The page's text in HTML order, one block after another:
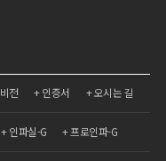
비전 인증서 오시는 길
인파실-G 프로인파-G